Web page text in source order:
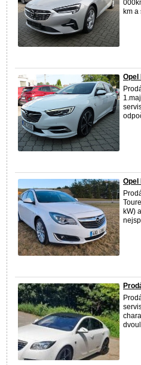
km a
Opel
Opel
kW)